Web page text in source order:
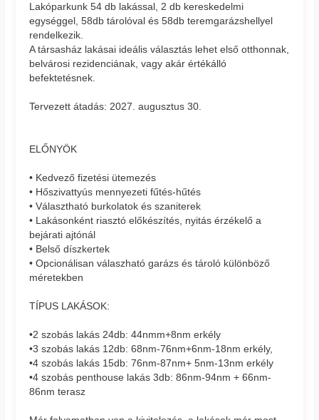
Lakóparkunk 54 db lakással, 2 db kereskedelmi
egységgel, 58db tárolóval és 58db teremgarázshellyel
rendelkezik.
A társasház lakásai ideális választás lehet első otthonnak,
belvárosi rezidenciának, vagy akár értékálló
befektetésnek.
Tervezett átadás: 2027. augusztus 30.
ELŐNYÖK
• Kedvező fizetési ütemezés
• Hőszivattyús mennyezeti fűtés-hűtés
• Választható burkolatok és szaniterek
• Lakásonként riasztó előkészítés, nyitás érzékelő a
bejárati ajtónál
• Belső díszkertek
• Opcionálisan válaszható garázs és tároló különböző
méretekben
TÍPUS LAKÁSOK:
•2 szobás lakás 24db: 44nmm+8nm erkély
•3 szobás lakás 12db: 68nm-76nm+6nm-18nm erkély,
•4 szobás lakás 15db: 76nm-87nm+ 5nm-13nm erkély
•4 szobás penthouse lakás 3db: 86nm-94nm + 66nm-
86nm terasz